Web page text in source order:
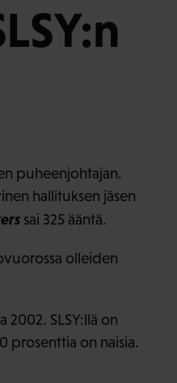
puheenjohtajan.
hallituksen jäsen
sai 325 ääntä.
olleiden
2002. SLSY:llä on
prosenttia on naisia.